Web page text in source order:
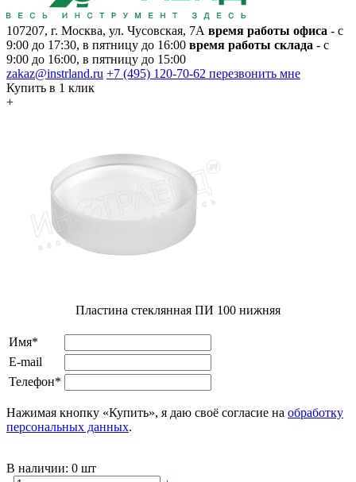
107207, г. Москва, ул. Чусовская, 7А время работы офиса - с
9:00 до 17:30, в пятницу до 16:00 время работы склада - с
9:00 до 16:00, в пятницу до 15:00
zakaz@instrland.ru +7 (495) 120-70-62 перезвонить мне
Купить в 1 клик
+
Пластина стеклянная ПИ 100 нижняя
Имя*
E-mail
Телефон*
Нажимая кнопку «Купить», я даю своё согласие на обработку
персональных данных.
В наличии: 0 шт